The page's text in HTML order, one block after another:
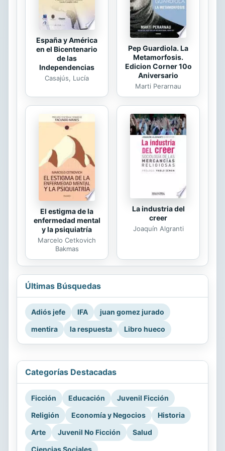
España y América
en el Bicentenario
de las
Independencias
Casajús, Lucía
Pep Guardiola. La
Metamorfosis.
Edicion Corner 10o
Aniversario
Marti Perarnau
El estigma de la
enfermedad mental
y la psiquiatría
Marcelo Cetkovich
Bakmas
La industria del
creer
Joaquín Algranti
Últimas Búsquedas
Adiós jefe IFA
juan gomez jurado
mentira
la respuesta Libro hueco
Categorías Destacadas
Ficción Educación
Juvenil Ficción
Religión
Economía y Negocios
Historia
Arte
Juvenil No Ficción
Salud
Ciencias Sociales